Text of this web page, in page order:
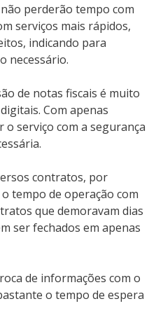
perderão tempo com
serviços mais rápidos,
indicando para
necessário.
de notas fiscais é muito
Com apenas
serviço com a segurança
contratos, por
tempo de operação com
que demoravam dias
ser fechados em apenas
de informações com o
o tempo de espera